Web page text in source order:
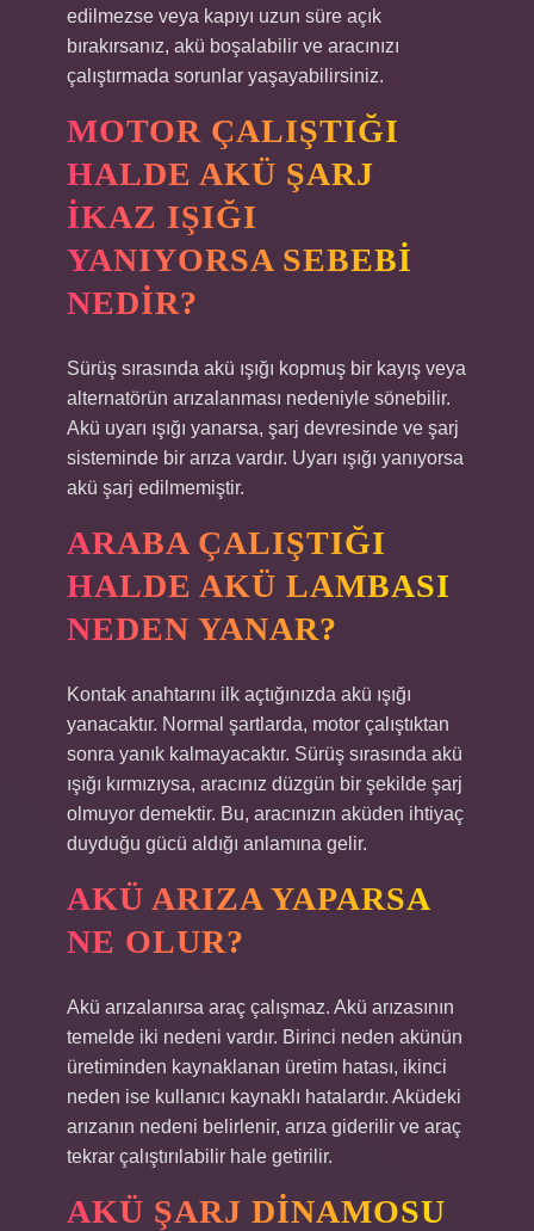
edilmezse veya kapıyı uzun süre açık
bırakırsanız, akü boşalabilir ve aracınızı
çalıştırmada sorunlar yaşayabilirsiniz.
MOTOR ÇALIŞTIĞI
HALDE AKÜ ŞARJ
IKAZ IŞIĞI
YANIYORSA SEBEBI
NEDIR?
Sürüş sırasında akü ışığı kopmuş bir kayış veya
alternatörün arızalanması nedeniyle sönebilir.
Akü uyarı ışığı yanarsa, şarj devresinde ve şarj
sisteminde bir arıza vardır. Uyarı ışığı yanıyorsa
akü şarj edilmemiştir.
ARABA ÇALIŞTIĞI
HALDE AKÜ LAMBASI
NEDEN YANAR?
Kontak anahtarını ilk açtığınızda akü ışığı
yanacaktır. Normal şartlarda, motor çalıştıktan
sonra yanık kalmayacaktır. Sürüş sırasında akü
ışığı kırmızıysa, aracınız düzgün bir şekilde şarj
olmuyor demektir. Bu, aracınızın aküden ihtiyaç
duyduğu gücü aldığı anlamına gelir.
AKÜ ARIZA YAPARSA
NE OLUR?
Akü arızalanırsa araç çalışmaz. Akü arızasının
temelde iki nedeni vardır. Birinci neden akünün
üretiminden kaynaklanan üretim hatası, ikinci
neden ise kullanıcı kaynaklı hatalardır. Aküdeki
arızanın nedeni belirlenir, arıza giderilir ve araç
tekrar çalıştırılabilir hale getirilir.
AKÜ ŞARJ DINAMOSU